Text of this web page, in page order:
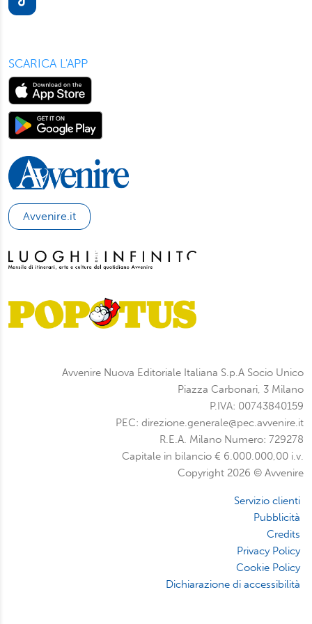
informazioni sul trattamento dei suoi dati visiti la nostra
SCARICA L'APP
Avvenire.it
Avvenire Nuova Editoriale Italiana S.p.A Socio Unico
Piazza Carbonari, 3 Milano
P.IVA: 00743840159
PEC: direzione.generale@pec.avvenire.it
R.E.A. Milano Numero: 729278
Capitale in bilancio € 6.000.000,00 i.v.
Copyright 2026 © Avvenire
Servizio clienti
Pubblicità
Credits
Privacy Policy
Cookie Policy
Dichiarazione di accessibilità